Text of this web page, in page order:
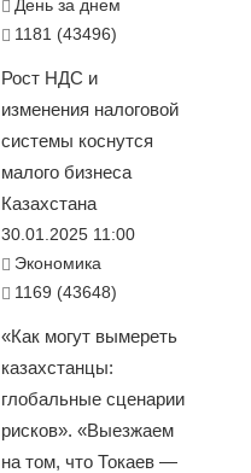
День за днем
1181 (43496)
Рост НДС и
изменения налоговой
системы коснутся
малого бизнеса
Казахстана
30.01.2025 11:00
Экономика
1169 (43648)
«Как могут вымереть
казахстанцы:
глобальные сценарии
рисков». «Выезжаем
на том, что Токаев —